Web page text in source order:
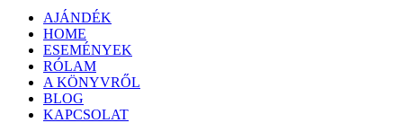
AJÁNDÉK
HOME
ESEMÉNYEK
RÓLAM
A KÖNYVRŐL
BLOG
KAPCSOLAT